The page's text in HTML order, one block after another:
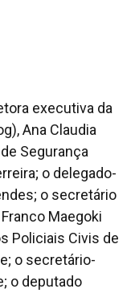
executiva da
Ana Claudia
Segurança
o delegado-
o secretário
Maegoki
Policiais Civis de
o secretário-
o deputado